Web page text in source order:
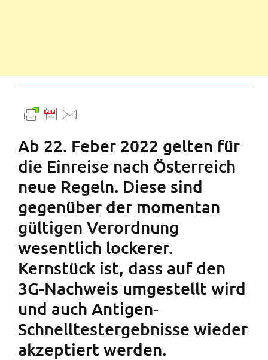
Ab 22. Feber 2022 gelten für
die Einreise nach Österreich
neue Regeln. Diese sind
gegenüber der momentan
gültigen Verordnung
wesentlich lockerer.
Kernstück ist, dass auf den
3G-Nachweis umgestellt wird
und auch Antigen-
Schnelltestergebnisse wieder
akzeptiert werden.